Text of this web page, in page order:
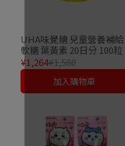
UHA味覺糖 兒童營養補給
軟糖 葉黃素 20日分 100粒
¥1,264¥1,580
加入購物車